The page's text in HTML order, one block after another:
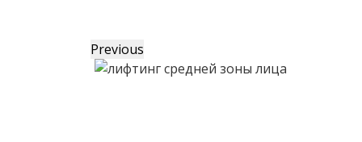
Previous